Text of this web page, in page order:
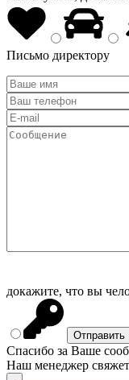
Письмо директору
докажите, что вы
Спасибо за Ваше
Наш менеджер